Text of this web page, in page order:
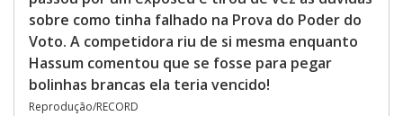
sobre como tinha falhado na Prova do Poder do
Voto. A competidora riu de si mesma enquanto
Hassum comentou que se fosse para pegar
bolinhas brancas ela teria vencido!
Reprodução/RECORD